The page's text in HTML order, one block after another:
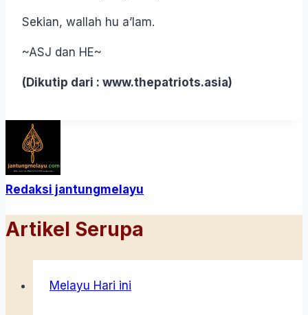
Sekian, wallah hu a’lam.
~ASJ dan HE~
(Dikutip dari : www.thepatriots.asia)
Redaksi jantungmelayu
Artikel Serupa
Melayu Hari ini